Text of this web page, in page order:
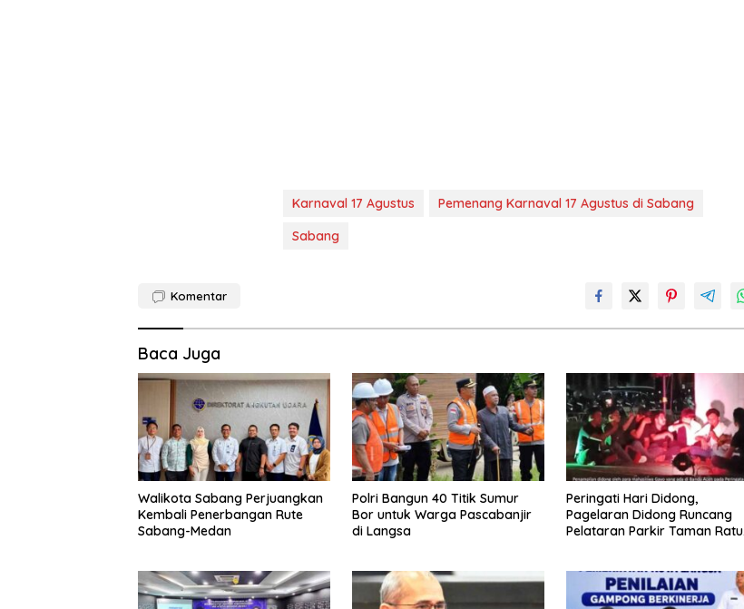
Karnaval 17 Agustus
Pemenang Karnaval 17 Agustus di Sabang
Sabang
Komentar
Baca Juga
Walikota Sabang Perjuangkan
Kembali Penerbangan Rute
Sabang-Medan
Polri Bangun 40 Titik Sumur
Bor untuk Warga Pascabanjir
di Langsa
Peringati Hari Didong,
Pagelaran Didong Runcang
Pelataran Parkir Taman Ratu